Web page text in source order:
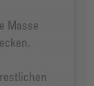
Masse